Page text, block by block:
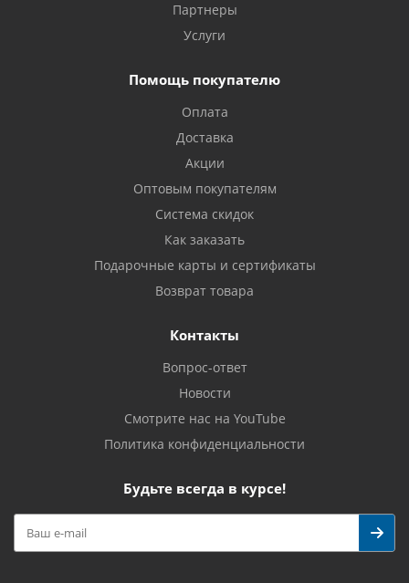
Партнеры
Услуги
Помощь покупателю
Оплата
Доставка
Акции
Оптовым покупателям
Система скидок
Как заказать
Подарочные карты и сертификаты
Возврат товара
Контакты
Вопрос-ответ
Новости
Смотрите нас на YouTube
Политика конфиденциальности
Будьте всегда в курсе!